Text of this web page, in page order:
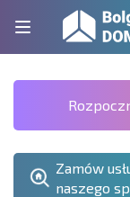
Zamów
naszego